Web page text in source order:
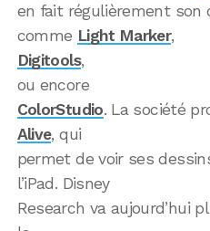
en fait régulièrement son
comme Light Marker,
Digitools,
ou encore
ColorStudio. La société
Alive, qui
permet de voir ses
l’iPad. Disney
Research va aujourd’hui